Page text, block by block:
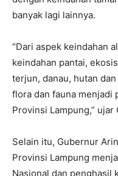
banyak lagi lainnya.
“Dari aspek keindahan
keindahan pantai,
terjun, danau, hutan
flora dan fauna menjadi
Provinsi Lampung,”
Selain itu, Gubernur
Provinsi Lampung
Nasional dan penghasil